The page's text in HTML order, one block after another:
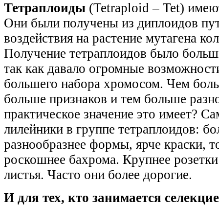
Тетраплоиды (Tetraploid – Tet)
Они были получены из диплоидов
воздействия на растение мутагена
Получение тетраплоидов было
так как давало огромные
большего набора хромосом. Чем
больше признаков и тем больше
практическое значение это имеет?
лилейники в группе тетраплоидов:
разнообразнее формы, ярче краски,
роскошнее бахрома. Крупнее
листья. Часто они более дорогие.
И для тех, кто занимается